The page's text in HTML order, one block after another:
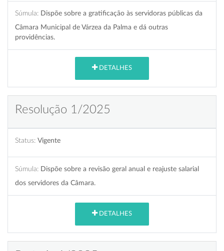
Súmula: Dispõe sobre a gratificação às servidoras públicas da
Câmara Municipal de Várzea da Palma e dá outras
providências.
DETALHES
Resolução 1/2025
Status: Vigente
Súmula: Dispõe sobre a revisão geral anual e reajuste salarial
dos servidores da Câmara.
DETALHES